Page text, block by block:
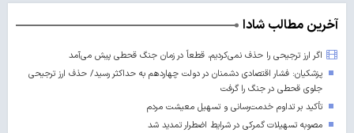
آخرین مطالب شادا
اگر ارز ترجیحی را حذف نمی‌کردیم، قطعاً در زمان جنگ قحطی پیش می‌آمد
پزشکیان: فشار اقتصادی دشمنان در دولت چهاردهم به حداکثر رسید/ حذف ارز ترجیحی
جلوی قحطی در جنگ را گرفت
تأکید بر تداوم خدمت‌رسانی و تسهیل معیشت مردم
مصوبه تسهیلات گمرکی در شرایط اضطرار تمدید شد